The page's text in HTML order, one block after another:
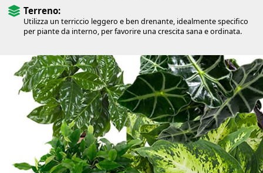
Terreno:
Utilizza un terriccio leggero e ben drenante, idealmente specifico
per piante da interno, per favorire una crescita sana e ordinata.